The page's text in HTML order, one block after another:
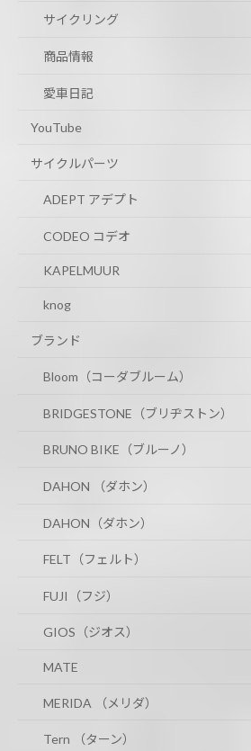
サイクリング
商品情報
愛車日記
YouTube
サイクルパーツ
ADEPT アデプト
CODEO コデオ
KAPELMUUR
knog
ブランド
Bloom（コーダブルーム）
BRIDGESTONE（ブリヂストン）
BRUNO BIKE（ブルーノ）
DAHON （ダホン）
DAHON（ダホン）
FELT（フェルト）
FUJI（フジ）
GIOS（ジオス）
MATE
MERIDA （メリダ）
Tern （ターン）